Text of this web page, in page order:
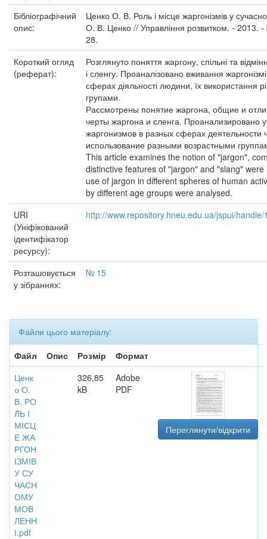
Бібліографічний
опис:
Ценко О. В. Роль і місце жаргонізмів у
О. В. Ценко // Управління розвитком. - 2013.
28.
Короткий огляд
(реферат):
Розглянуто поняття жаргону, спільні та
і сленгу. Проаналізовано вживання
сферах діяльності людини, їх використання
групами.
Рассмотрены понятие жаргона, общие и
черты жаргона и сленга. Проанализировано
жаргонизмов в разных сферах деятельности
использование разными возрастными
This article examines the notion of "jargon",
distinctive features of "jargon" and "slang"
use of jargon in different spheres of human
by different age groups were analysed.
URI
(Уніфікований
ідентифікатор
ресурсу):
http://www.repository.hneu.edu.ua/jspui/
Розташовується
у зібраннях:
№ 15
Файли цього матеріалу:
Файл
Опис Розмір
Формат
Ценк
о О.
В. РО
ЛЬ І
МІСЦ
Е ЖА
РГОН
ІЗМІВ
У СУ
ЧАСН
ОМУ
МОВ
ЛЕНН
І.pdf
326,85
kB
Adobe
PDF
Переглянути/відкрити